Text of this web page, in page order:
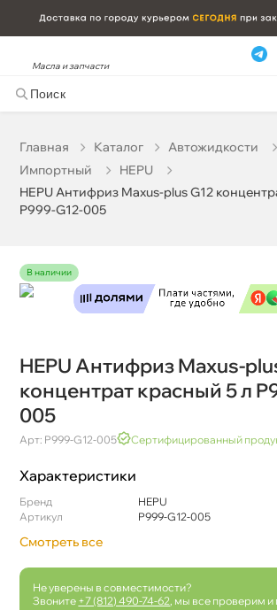
Масла и запчасти
Главная Катало Автожидкости
Импортный
HEPU
HEPU Антифриз Maxus-plus G12
P999-G12-005
наличии
HEPU Антифриз Maxus-
концентрат красный 5 л
005
Арт: P999-G12-005 Сертифицированный
Характеристики
Бренд
HEPU
Артикул
P999-G12-005
Смотреть все
Не уверены в совместимости?
Звоните +7 (812) 490-74-62 , мы все проверим
HEPU Антифриз Maxus-plus G12
Бесплатная Завтра,
Срочная за 2 ч – 399 ₽
Карта